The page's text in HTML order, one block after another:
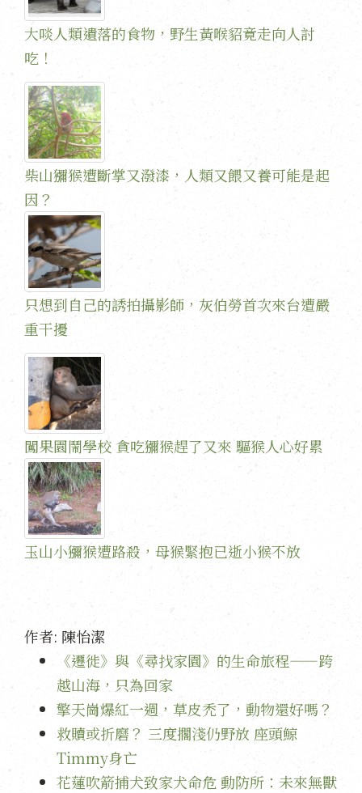
大啖人類遺落的食物，野生黃喉貂竟走向人討
吃！
柴山獼猴遭斷掌又潑漆，人類又餵又養可能是起
因？
只想到自己的誘拍攝影師，灰伯勞首次來台遭嚴
重干擾
闖果園鬧學校 貪吃獼猴趕了又來 驅猴人心好累
玉山小獼猴遭路殺，母猴緊抱已逝小猴不放
作者: 陳怡潔
《遷徙》與《尋找家園》的生命旅程——跨
越山海，只為回家
擎天崗爆紅一週，草皮禿了，動物還好嗎？
救贖或折磨？ 三度擱淺仍野放 座頭鯨
Timmy身亡
花蓮吹箭捕犬致家犬命危 動防所：未來無獸